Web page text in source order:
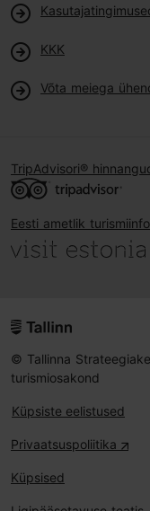
KKK
Võta meiega
TripAdvisori®
Eesti ametlik turismiinfo
© Tallinna
turismiosakond
Küpsiste eelistused
Privaatsuspoliitika
Küpsised